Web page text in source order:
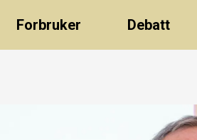
Forbruker Debatt